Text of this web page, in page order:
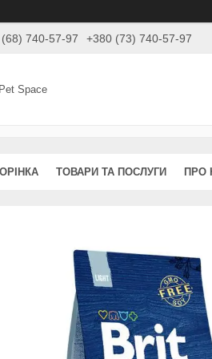
740-57-97 +380 (73) 740-57-97
Pet Space
ТОВАРИ ТА ПОСЛУГИ ПРО